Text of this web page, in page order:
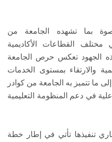
بما تشهده الجامعة من
القطاعات الأكاديمية
الجهود تعكس حرص الجامعة
والارتقاء بمستوى الخدمات
ما تتميز به الجامعة من كوادر
في دعم المنظومة التعليمية
تنفيذها تأتي في إطار خطة